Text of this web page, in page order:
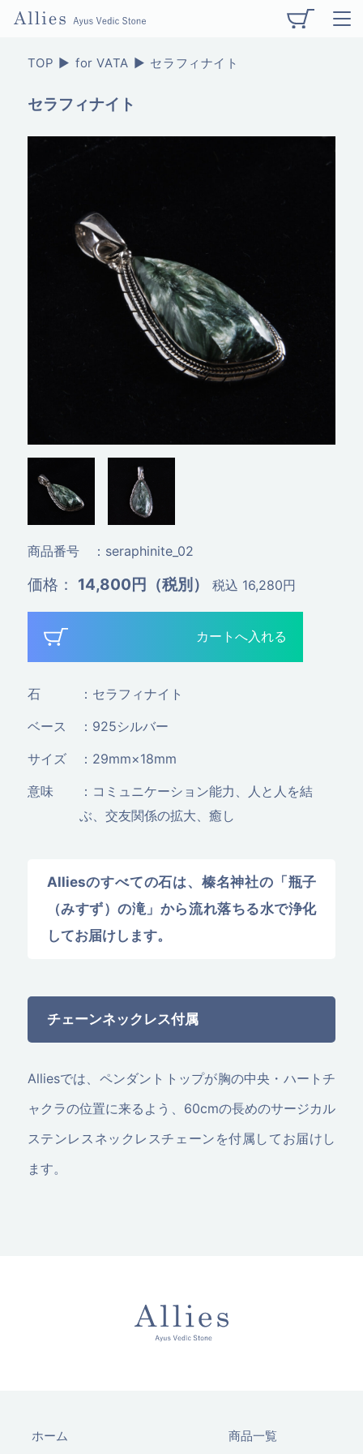
TOP for VATA セラフィナイト
セラフィナイト
商品番号 ：seraphinite_02
価格 ： 14,800円（税別） 税込 16,280円
石
：セラフィナイト
ベース
：925シルバー
サイズ
：29mm×18mm
意味
：コミュニケーション能力、人と人を結
ぶ、交友関係の拡大、癒し
Alliesのすべての石は、榛名神社の「瓶子
（みすず）の滝」から流れ落ちる水で浄化
してお届けします。
チェーンネックレス付属
Alliesでは、ペンダントトップが胸の中央・ハートチ
ャクラの位置に来るよう、60cmの長めのサージカル
ステンレスネックレスチェーンを付属してお届けし
ます。
ホーム 商品一覧